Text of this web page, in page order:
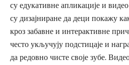
су едукативне апликације и
су дизајниране да деци покажу
кроз забавне и интерактивне
често укључују подстицаје и
да редовно чисте своје зубе.